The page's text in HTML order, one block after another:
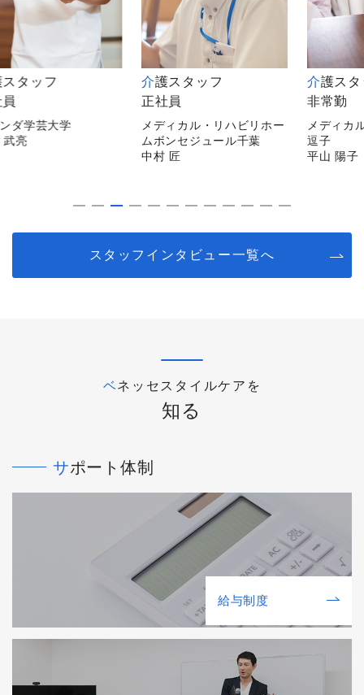
フ
芸大学
介護スタッフ
正社員
メディカル・リハビリホー
ムボンセジュール千葉
中村 匠
介護スタッフ
非常勤
メディカルホー
平山 陽子
スタッフインタビュー一覧へ
ベネッセスタイルケアを
知る
サポート体制
給与制度